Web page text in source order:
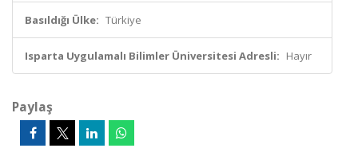
Basıldığı Ülke: Türkiye
Isparta Uygulamalı Bilimler Üniversitesi Adresli: Hayır
Paylaş